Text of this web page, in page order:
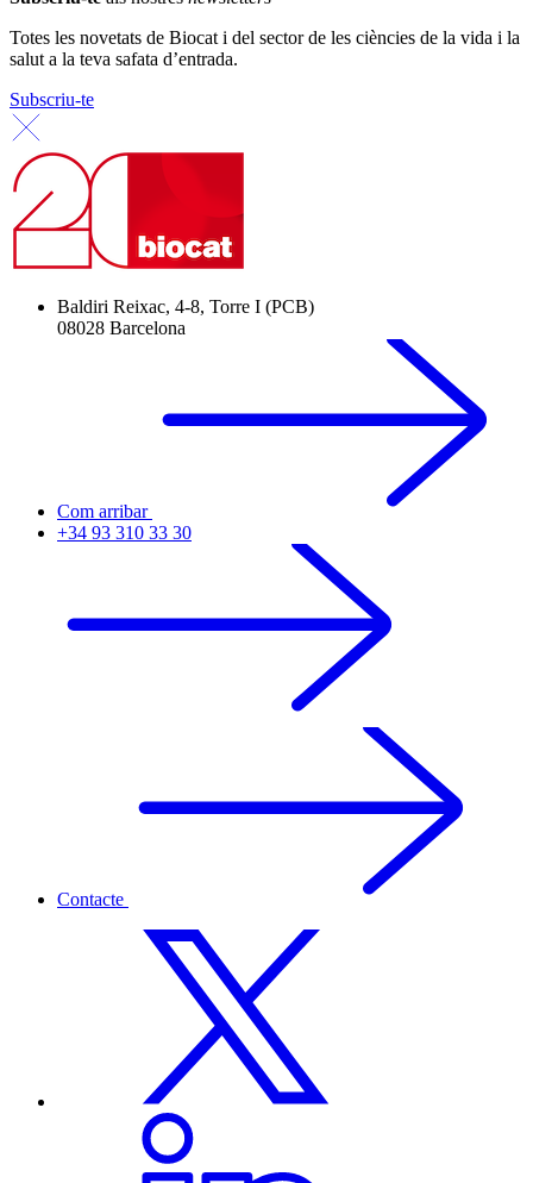
Totes les novetats de Biocat i del sector de les ciències de la vida i la
salut a la teva safata d’entrada.
Subscriu-te
Baldiri Reixac, 4-8, Torre I (PCB)
08028 Barcelona
Com arribar
+34 93 310 33 30
Contacte